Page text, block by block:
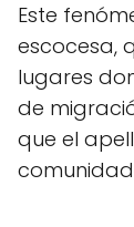
Este
escocesa,
lugares
de
que el